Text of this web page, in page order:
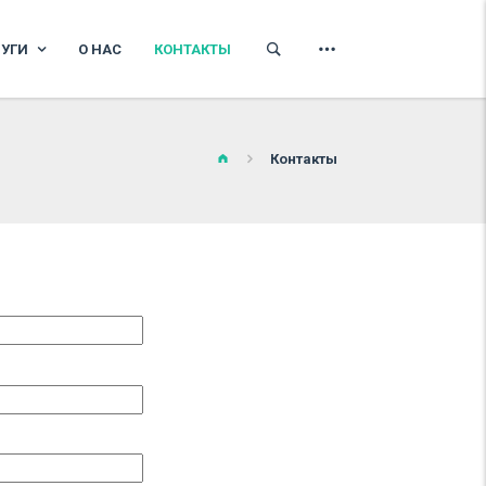
О НАС КОНТАКТЫ
Контакты